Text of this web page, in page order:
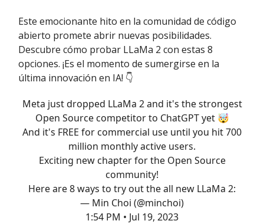
Este emocionante hito en la comunidad de código
abierto promete abrir nuevas posibilidades.
Descubre cómo probar LLaMa 2 con estas 8
opciones. ¡Es el momento de sumergirse en la
última innovación en IA! 👇
Meta just dropped LLaMa 2 and it's the strongest
Open Source competitor to ChatGPT yet 🤯
And it's FREE for commercial use until you hit 700
million monthly active users.
Exciting new chapter for the Open Source
community!
Here are 8 ways to try out the all new LLaMa 2:
— Min Choi (@minchoi)
1:54 PM • Jul 19, 2023